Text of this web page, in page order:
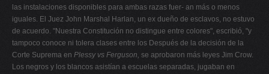
las instalaciones disponibles para ambas razas fuer- an más o menos
iguales. El Juez John Marshal Harlan, un ex dueño de esclavos, no estuvo
de acuerdo. "Nuestra Constitución no distingue entre colores", escribió, "y
tampoco conoce ni tolera clases entre los Después de la decisión de la
Corte Suprema en Plessy vs Ferguson, se aprobaron más leyes Jim Crow.
Los negros y los blancos asistían a escuelas separadas, jugaban en